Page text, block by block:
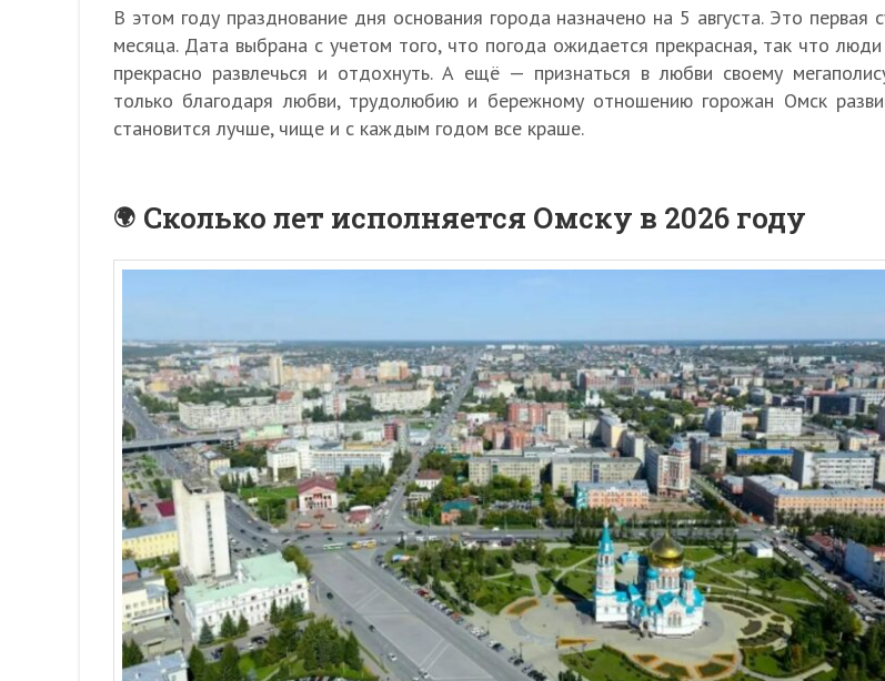
В этом году празднование дня основания города назначено на 5 августа. Это первая
месяца. Дата выбрана с учетом того, что погода ожидается прекрасная, так что люди
прекрасно развлечься и отдохнуть. А ещё — признаться в любви своему
только благодаря любви, трудолюбию и бережному отношению горожан Омск
становится лучше, чище и с каждым годом все краше.
Сколько лет исполняется Омску в 2026 году